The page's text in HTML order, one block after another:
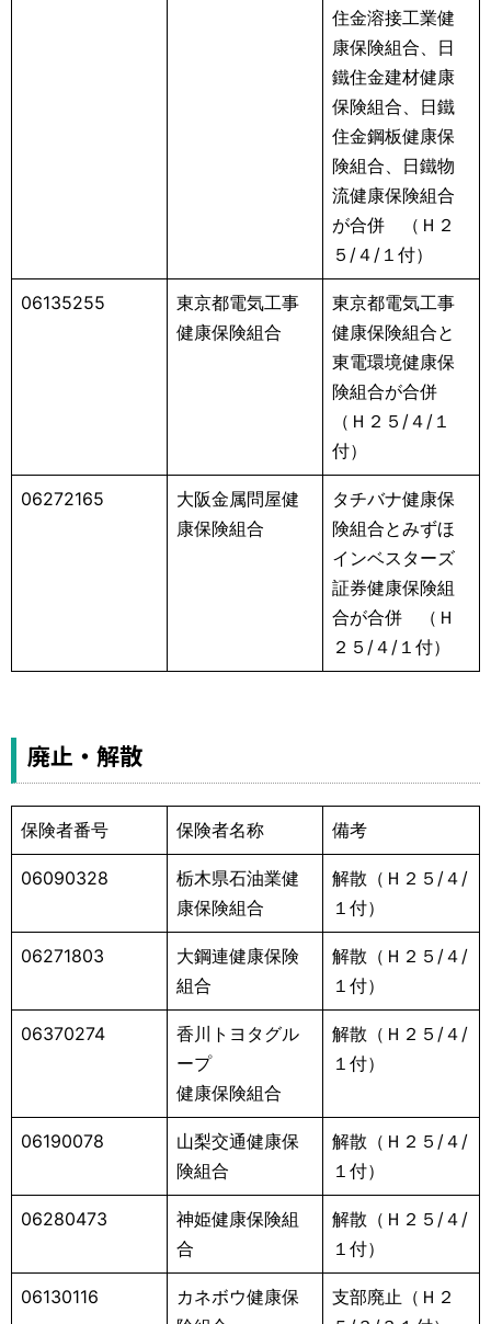
住金溶接工業健
康保険組合、日
鐵住金建材健康
保険組合、日鐵
住金鋼板健康保
険組合、日鐵物
流健康保険組合
が合併 （Ｈ２
５/４/１付）
06135255
東京都電気工事
健康保険組合
東京都電気工事
健康保険組合と
東電環境健康保
険組合が合併
（Ｈ２５/４/１
付）
06272165
大阪金属問屋健
康保険組合
タチバナ健康保
険組合とみずほ
インベスターズ
証券健康保険組
合が合併 （Ｈ
２５/４/１付）
廃止・解散
保険者番号 保険者名称 備考
06090328
栃木県石油業健
康保険組合
解散（Ｈ２５/４/
１付）
06271803
大鋼連健康保険
組合
解散（Ｈ２５/４/
１付）
06370274
香川トヨタグル
ープ
健康保険組合
解散（Ｈ２５/４/
１付）
06190078
山梨交通健康保
険組合
解散（Ｈ２５/４/
１付）
06280473
神姫健康保険組
合
解散（Ｈ２５/４/
１付）
06130116
カネボウ健康保
支部廃止（Ｈ２